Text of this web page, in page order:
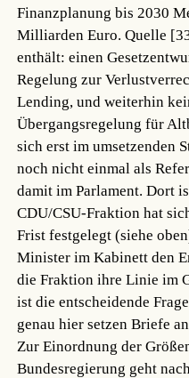
Finanzplanung bis 2030
Milliarden Euro.Quelle
enthält: einen
Regelung zur
Lending, und weiterhin
Übergangsregelung für
sich erst im umsetzenden
noch nicht einmal als
damit im Parlament. Dort
CDU/CSU-Fraktion hat
Frist festgelegt (siehe
Minister im Kabinett den
die Fraktion ihre Linie im
ist die entscheidende
genau hier setzen Briefe
Zur Einordnung der
Bundesregierung geht